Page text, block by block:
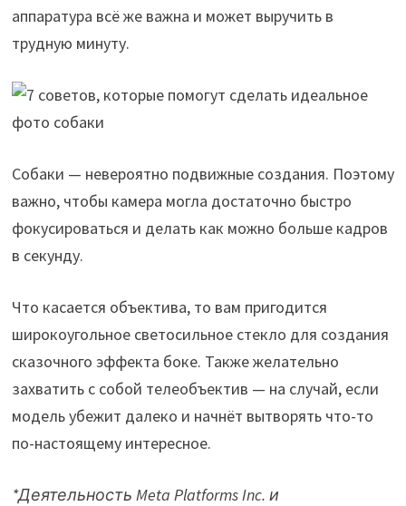
аппаратура всё же важна и может выручить в
трудную минуту.
Собаки — невероятно подвижные создания. Поэтому
важно, чтобы камера могла достаточно быстро
фокусироваться и делать как можно больше кадров
в секунду.
Что касается объектива, то вам пригодится
широкоугольное светосильное стекло для создания
сказочного эффекта боке. Также желательно
захватить с собой телеобъектив — на случай, если
модель убежит далеко и начнёт вытворять что-то
по-настоящему интересное.
*Деятельность Meta Platforms Inc. и